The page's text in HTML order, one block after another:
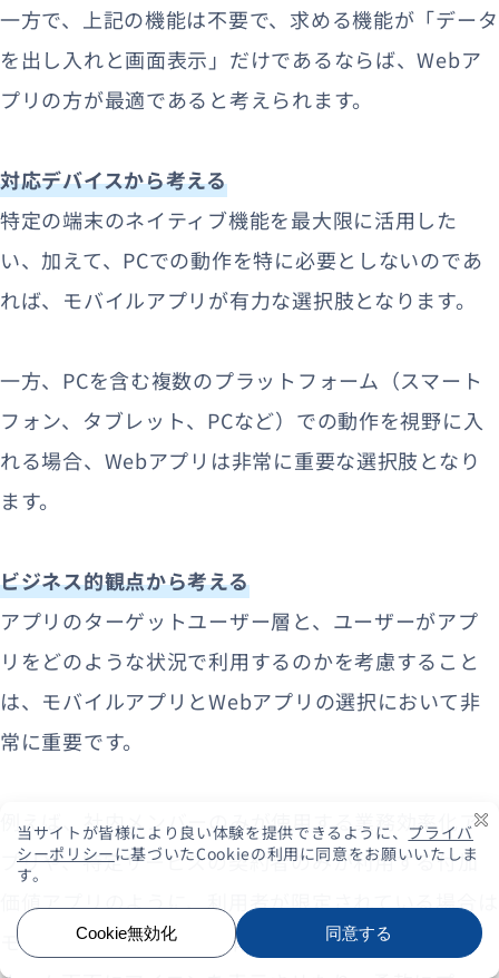
一方で、上記の機能は不要で、求める機能が「データ
を出し入れと画面表示」だけであるならば、Webア
プリの方が最適であると考えられます。
対応デバイスから考える
特定の端末のネイティブ機能を最大限に活用した
い、加えて、PCでの動作を特に必要としないのであ
れば、モバイルアプリが有力な選択肢となります。
一方、PCを含む複数のプラットフォーム（スマート
フォン、タブレット、PCなど）での動作を視野に入
れる場合、Webアプリは非常に重要な選択肢となり
ます。
ビジネス的観点から考える
アプリのターゲットユーザー層と、ユーザーがアプ
リをどのような状況で利用するのかを考慮すること
は、モバイルアプリとWebアプリの選択において非
常に重要です。
例えば、社内メンバーのみが使用する業務効率化ア
プリや、特定サービスの契約者のみが利用する付加
価値アプリのように、利用者が限定されている場合は
モバイルアプリの選択が有効です。